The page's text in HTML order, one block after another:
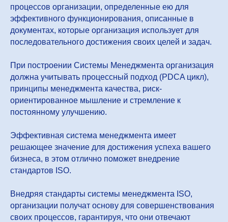
процессов организации, определенные ею для
эффективного функционирования, описанные в
документах, которые организация использует для
последовательного достижения своих целей и задач.
При построении Системы Менеджмента организация
должна учитывать процессный подход (PDCA цикл),
принципы менеджмента качества, риск-
ориентированное мышление и стремление к
постоянному улучшению.
Эффективная система менеджмента имеет
решающее значение для достижения успеха вашего
бизнеса, в этом отлично поможет внедрение
стандартов ISO.
Внедряя стандарты системы менеджмента ISO,
организации получат основу для совершенствования
своих процессов, гарантируя, что они отвечают